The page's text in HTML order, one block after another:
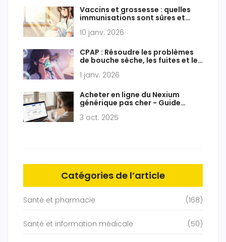
Vaccins et grossesse : quelles
immunisations sont sûres et
10 janv. 2026
CPAP : Résoudre les problèmes
de bouche sèche, les fuites et les
1 janv. 2026
Acheter en ligne du Nexium
générique pas cher - Guide
3 oct. 2025
Catégories de l’article
Santé et pharmacie (168)
Santé et information médicale (50)